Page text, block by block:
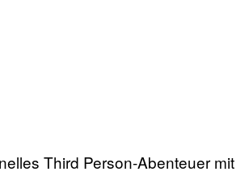
Third Person-Abenteuer mit